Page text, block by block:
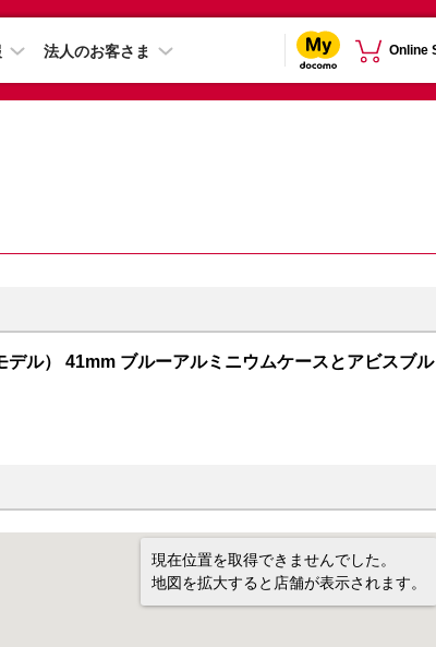
法人のお客さま Online
ル） 41mm ブルーアルミニウムケースとアビスブル
現在位置を取得できませんでした。
地図を拡大すると店舗が表示されます。